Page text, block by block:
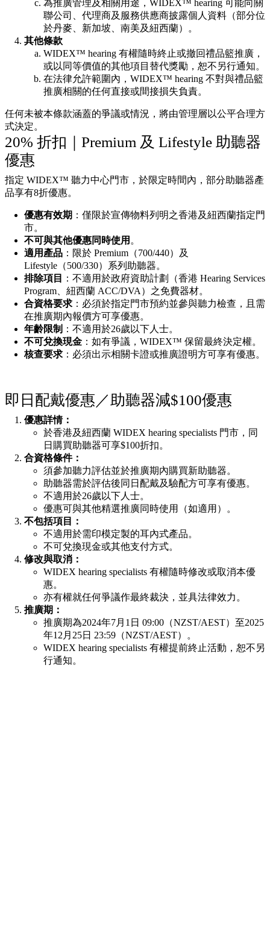
為推廣管理及相關用途，WIDEX™ hearing 可能向關
聯公司、代理商及服務供應商披露個人資料（部分位
於丹麥、新加坡、南美及紐西蘭）。
其他條款
WIDEX™ hearing 有權隨時終止或撤回禮品籃推廣，
或以同等價值的其他項目替代獎勵，恕不另行通知。
在法律允許範圍內，WIDEX™ hearing 不對與禮品籃
推廣相關的任何直接或間接損失負責。
任何未被本條款涵蓋的爭議或情況，將由管理層以公平合理方
式決定。
20% 折扣｜Premium 及 Lifestyle 助聽器
優惠
指定 WIDEX™ 聽力中心門市，於限定時間內，部分助聽器產
品享有8折優惠。
優惠有效期 ：僅限於宣傳物料列明之香港及紐西蘭指定門
市。
不可與其他優惠同時使用 。
適用產品 ：限於 Premium（700/440）及
Lifestyle（500/330）系列助聽器。
排除項目
：不適用於政府資助計劃（香港 Hearing Services
Program、紐西蘭 ACC/DVA）之免費器材。
合資格要求 ：必須於指定門市預約並參與聽力檢查，且需
在推廣期內報價方可享優惠。
年齡限制 ：不適用於26歲以下人士。
不可兌換現金 ：如有爭議，WIDEX™ 保留最終決定權。
核查要求 ：必須出示相關卡證或推廣證明方可享有優惠。
即日配戴優惠／助聽器減$100優惠
優惠詳情：
於香港及紐西蘭 WIDEX hearing specialists 門市，同
日購買助聽器可享$100折扣。
合資格條件：
須參加聽力評估並於推廣期內購買新助聽器。
助聽器需於評估後同日配戴及驗配方可享有優惠。
不適用於26歲以下人士。
優惠可與其他精選推廣同時使用（如適用）。
不包括項目：
不適用於需印模定製的耳內式產品。
不可兌換現金或其他支付方式。
修改與取消：
WIDEX hearing specialists 有權隨時修改或取消本優
惠。
亦有權就任何爭議作最終裁決，並具法律效力。
推廣期：
推廣期為2024年7月1日 09:00（NZST/AEST）至2025
年12月25日 23:59（NZST/AEST）。
WIDEX hearing specialists 有權提前終止活動，恕不另
行通知。